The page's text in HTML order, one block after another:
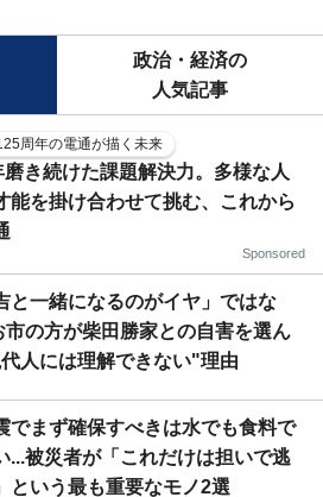
政治・経済の
人気記事
周年の電通が描く未来
磨き続けた課題解決力。多様な人
能を掛け合わせて挑む、これから
Sponsored
と一緒になるのがイヤ」ではな
市の方が柴田勝家との自害を選ん
人には理解できない"理由
でまず確保すべきは水でも食料で
...被災者が「これだけは担いで逃
という最も重要なモノ2選